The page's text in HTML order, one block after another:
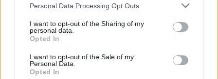
Please note that this website/app uses one or more Google
not limited to your visit or usage behaviour. You may click to
grant or deny consent to Google and its third-party tags to
use your data for below specified purposes in below Google
consent section.
Personal Data Processing Opt Outs
I want to opt-out of the Sharing of my
personal data.
Opted In
I want to opt-out of the Sale of my
Personal Data.
Opted In
Se også:Alt av program for OL 2026, Tour de
Ski og verdenscupen i langrenn
Den svenske skistjernen Linn Svahn har allerede